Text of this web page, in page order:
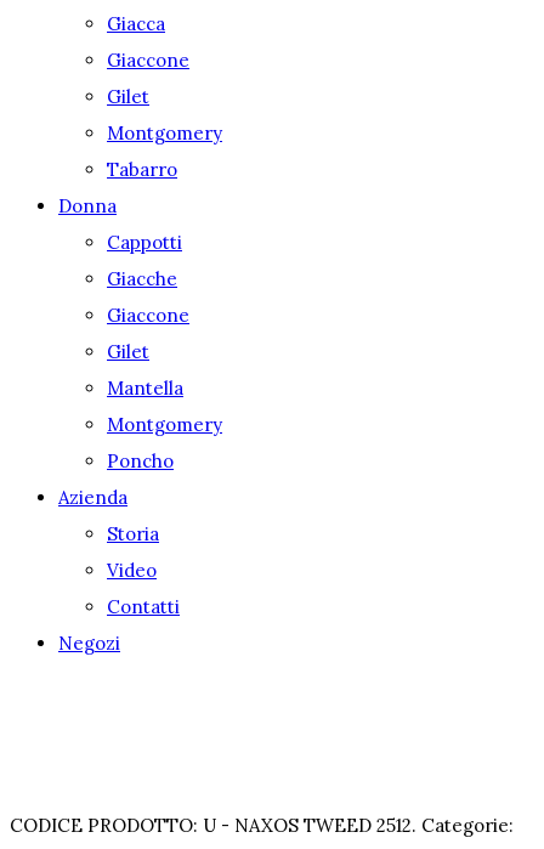
Giacca
Giaccone
Gilet
Montgomery
Tabarro
Donna
Cappotti
Giacche
Giaccone
Gilet
Mantella
Montgomery
Poncho
Azienda
Storia
Video
Contatti
Negozi
CODICE PRODOTTO: U - NAXOS TWEED 2512. Categorie: